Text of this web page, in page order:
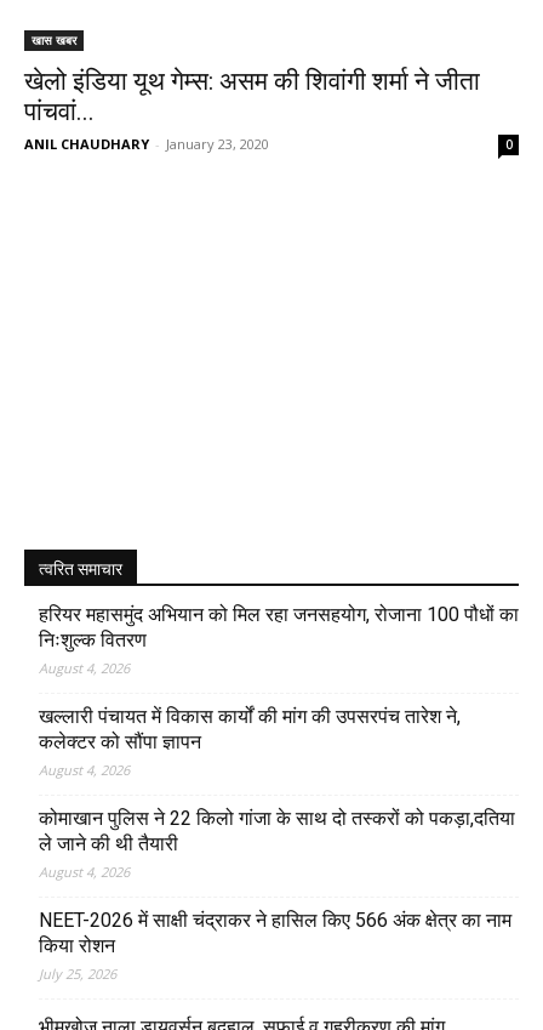
खास खबर
खेलो इंडिया यूथ गेम्स: असम की शिवांगी शर्मा ने जीता
पांचवां...
ANIL CHAUDHARY - January 23, 2020 0
त्वरित समाचार
हरियर महासमुंद अभियान को मिल रहा जनसहयोग, रोजाना 100 पौधों का
निःशुल्क वितरण
August 4, 2026
खल्लारी पंचायत में विकास कार्यों की मांग की उपसरपंच तारेश ने,
कलेक्टर को सौंपा ज्ञापन
August 4, 2026
कोमाखान पुलिस ने 22 किलो गांजा के साथ दो तस्करों को पकड़ा,दतिया
ले जाने की थी तैयारी
August 4, 2026
NEET-2026 में साक्षी चंद्राकर ने हासिल किए 566 अंक क्षेत्र का नाम
किया रोशन
July 25, 2026